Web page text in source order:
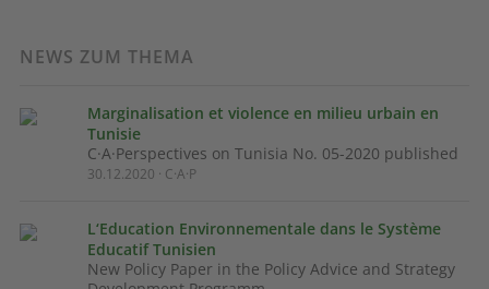
NEWS ZUM THEMA
Marginalisation et violence en milieu urbain en
Tunisie
C·A·Perspectives on Tunisia No. 05-2020 published
30.12.2020 · C·A·P
L‘Education Environnementale dans le Système
Educatif Tunisien
New Policy Paper in the Policy Advice and Strategy